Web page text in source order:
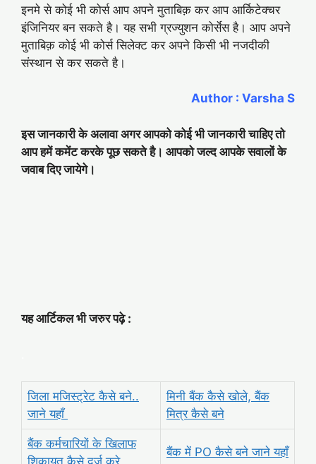
इनमे से कोई भी कोर्स आप अपने मुताबिक़ कर आप आर्किटेक्चर
इंजिनियर बन सकते है। यह सभी ग्रज्युशन कोर्सेस है। आप अपने
मुताबिक़ कोई भी कोर्स सिलेक्ट कर अपने किसी भी नजदीकी
संस्थान से कर सकते है।
Author : Varsha S
इस जानकारी के अलावा अगर आपको कोई भी जानकारी चाहिए तो
आप हमें कमेंट करके पूछ सकते है। आपको जल्द आपके सवालों के
जवाब दिए जायेगे।
यह आर्टिकल भी जरुर पढ़े :
जिला मजिस्ट्रेट कैसे बने..
जाने यहाँ
मिनी बैंक कैसे खोले, बैंक
मित्र कैसे बने
बैंक कर्मचारियों के खिलाफ
बैंक में PO कैसे बने जाने यहाँ